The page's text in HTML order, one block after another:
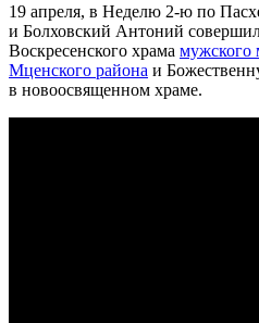
19 апреля, в Неделю 2-ю по
и Болховский Антоний
Воскресенского храма мужского
Мценского района и
в новоосвященном храме.